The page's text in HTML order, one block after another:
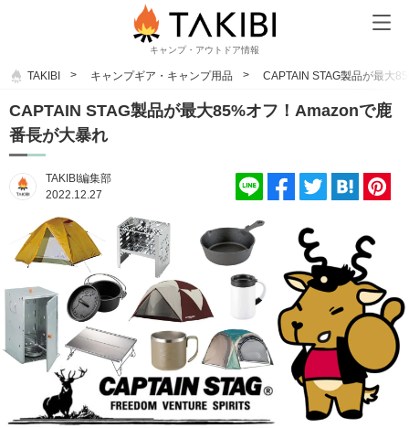
キャンプ・アウトドア情報
TAKIBI キャンプギア・キャンプ用品 CAPTAIN STAG製品が最大
CAPTAIN STAG製品が最大85%オフ！Amazonで鹿
番長が大暴れ
TAKIBI編集部
2022.12.27